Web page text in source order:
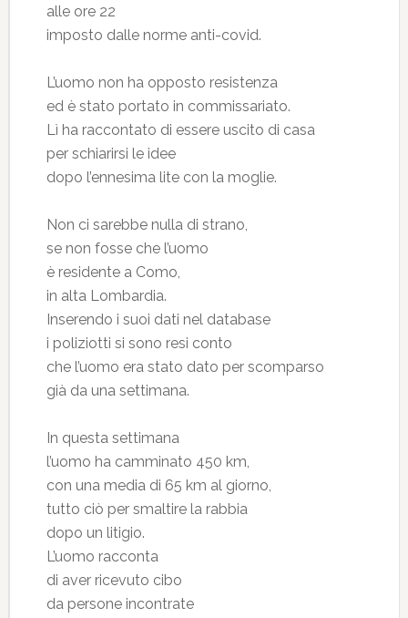
alle ore 22
imposto dalle norme anti-covid.
L’uomo non ha opposto resistenza
ed è stato portato in commissariato.
Lì ha raccontato di essere uscito di casa
per schiarirsi le idee
dopo l’ennesima lite con la moglie.
Non ci sarebbe nulla di strano,
se non fosse che l’uomo
è residente a Como,
in alta Lombardia.
Inserendo i suoi dati nel database
i poliziotti si sono resi conto
che l’uomo era stato dato per scomparso
già da una settimana.
In questa settimana
l’uomo ha camminato 450 km,
con una media di 65 km al giorno,
tutto ciò per smaltire la rabbia
dopo un litigio.
L’uomo racconta
di aver ricevuto cibo
da persone incontrate